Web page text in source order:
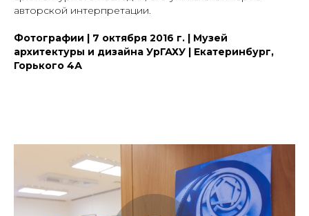
авторской интерпретации.
Фотографии | 7 октября 2016 г. | Музей
архитектуры и дизайна УрГАХУ | Екатеринбург,
Горького 4А